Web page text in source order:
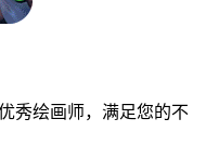
绘画师，满足您的不